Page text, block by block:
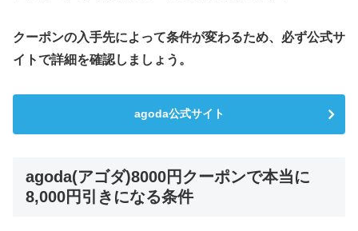
クーポンの入手先によって条件が変わるため、必ず公式サ
イトで詳細を確認しましょう。
agoda公式サイト
agoda(アゴダ)8000円クーポンで本当に
8,000円引きになる条件